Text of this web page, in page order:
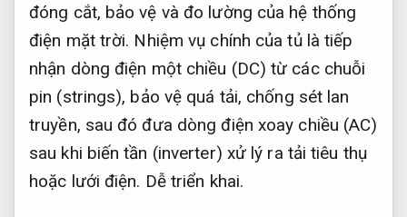
đóng cắt, bảo vệ và đo lường của hệ thống
điện mặt trời. Nhiệm vụ chính của tủ là tiếp
nhận dòng điện một chiều (DC) từ các chuỗi
pin (strings), bảo vệ quá tải, chống sét lan
truyền, sau đó đưa dòng điện xoay chiều (AC)
sau khi biến tần (inverter) xử lý ra tải tiêu thụ
hoặc lưới điện. Dễ triển khai.